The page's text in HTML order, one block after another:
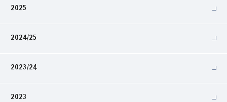
2025
2024/25
2023/24
2023